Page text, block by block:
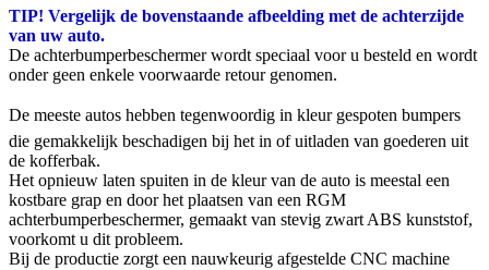
TIP! Vergelijk de bovenstaande afbeelding met de achterzijde
van uw auto.
De achterbumperbeschermer wordt speciaal voor u besteld en wordt
onder geen enkele voorwaarde retour genomen.
De meeste autos hebben tegenwoordig in kleur gespoten bumpers
die gemakkelijk beschadigen bij het in of uitladen van goederen uit
de kofferbak.
Het opnieuw laten spuiten in de kleur van de auto is meestal een
kostbare grap en door het plaatsen van een RGM
achterbumperbeschermer, gemaakt van stevig zwart ABS kunststof,
voorkomt u dit probleem.
Bij de productie zorgt een nauwkeurig afgestelde CNC machine